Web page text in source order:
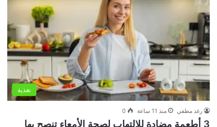
تغذية
رغد مطفي منذ 11 ساعة 0
3 أطعمة مضادة للالتهاب لصحة الأمعاء تنصح بها